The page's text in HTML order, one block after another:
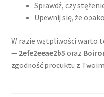
Sprawdź, czy
Upewnij się, że
W razie wątpliwości warto
— 2efe2eeae2b5 oraz
zgodność produktu z